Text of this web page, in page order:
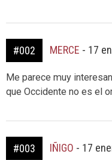
#002 MERCE - 17
Me parece muy
que Occidente no es el
#003 IÑIGO - 17